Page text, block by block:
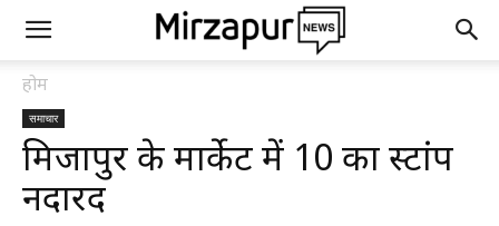
होम
समाचार
मिर्जापुर के मार्केट में ₹10 का स्टांप
नदारद